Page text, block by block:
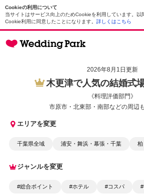
Cookieの利用について
当サイトはサービス向上のためCookieを利用しています。以
Cookie利用に同意したことになります。 詳しくはこちら
2026年8月1日更新
木更津で人気の結婚式
《料理評価部門》
市原市・北東部・南部などの周辺
エリアを変更
千葉県全域 浦安・舞浜・幕張・千葉 柏
ジャンルを変更
#総合ポイント #ホテル #コスパ